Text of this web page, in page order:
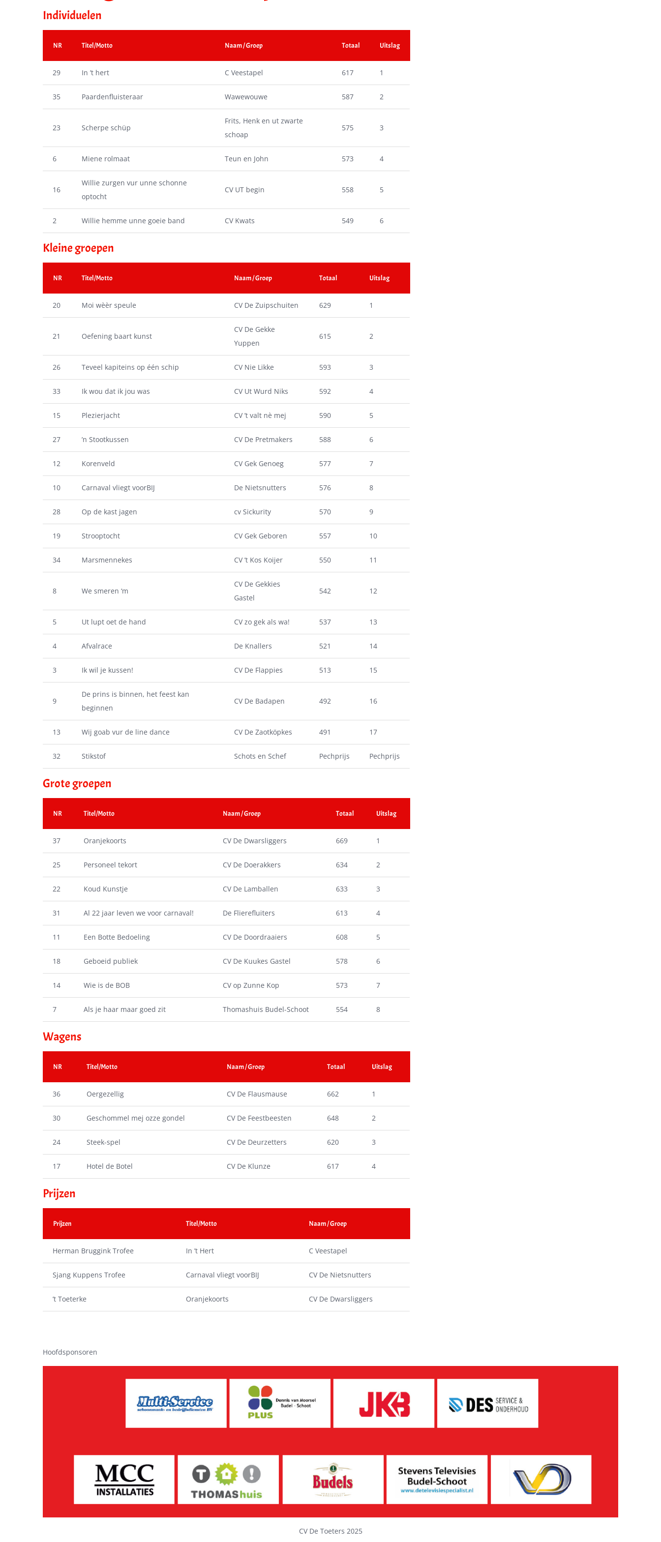
Individuelen
NR Titel/Motto Naam / Groep Totaal Uitslag
29 In ’t hert C Veestapel 617 1
35 Paardenfluisteraar Wawewouwe 587 2
23 Scherpe schüp
Frits, Henk en ut zwarte
schoap
575 3
6 Miene rolmaat Teun en John 573 4
16
Willie zurgen vur unne schonne
optocht
CV UT begin 558 5
2 Willie hemme unne goeie band CV Kwats 549 6
Kleine groepen
NR Titel/Motto Naam / Groep Totaal Uitslag
20 Moi wèèr speule CV De Zuipschuiten 629 1
21 Oefening baart kunst
CV De Gekke
Yuppen
615 2
26 Teveel kapiteins op één schip CV Nie Likke 593 3
33 Ik wou dat ik jou was CV Ut Wurd Niks 592 4
15 Plezierjacht CV ’t valt nè mej 590 5
27 ’n Stootkussen CV De Pretmakers 588 6
12 Korenveld CV Gek Genoeg 577 7
10 Carnaval vliegt voorBIJ De Nietsnutters 576 8
28 Op de kast jagen cv Sickurity 570 9
19 Strooptocht CV Gek Geboren 557 10
34 Marsmennekes CV ’t Kos Koijer 550 11
8 We smeren ‘m
CV De Gekkies
Gastel
542 12
5 Ut lupt oet de hand CV zo gek als wa! 537 13
4 Afvalrace De Knallers 521 14
3 Ik wil je kussen! CV De Flappies 513 15
9
De prins is binnen, het feest kan
beginnen
CV De Badapen 492 16
13 Wij goab vur de line dance CV De Zaotköpkes 491 17
32 Stikstof Schots en Schef Pechprijs Pechprijs
Grote groepen
NR Titel/Motto Naam / Groep Totaal Uitslag
37 Oranjekoorts CV De Dwarsliggers 669 1
25 Personeel tekort CV De Doerakkers 634 2
22 Koud Kunstje CV De Lamballen 633 3
31 Al 22 jaar leven we voor carnaval! De Flierefluiters 613 4
11 Een Botte Bedoeling CV De Doordraaiers 608 5
18 Geboeid publiek CV De Kuukes Gastel 578 6
14 Wie is de BOB CV op Zunne Kop 573 7
7 Als je haar maar goed zit Thomashuis Budel-Schoot 554 8
Wagens
NR Titel/Motto Naam / Groep Totaal Uitslag
36 Oergezellig CV De Flausmause 662 1
30 Geschommel mej ozze gondel CV De Feestbeesten 648 2
24 Steek-spel CV De Deurzetters 620 3
17 Hotel de Botel CV De Klunze 617 4
Prijzen
Prijzen Titel/Motto Naam / Groep
Herman Bruggink Trofee In ’t Hert C Veestapel
Sjang Kuppens Trofee Carnaval vliegt voorBIJ CV De Nietsnutters
’t Toeterke Oranjekoorts CV De Dwarsliggers
Hoofdsponsoren
CV De Toeters 2025